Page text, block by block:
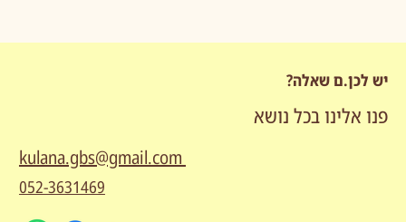
יש לכן.ם שאלה?
פנו אלינו בכל נושא
kulana.gbs@gmail.com
052-3631469